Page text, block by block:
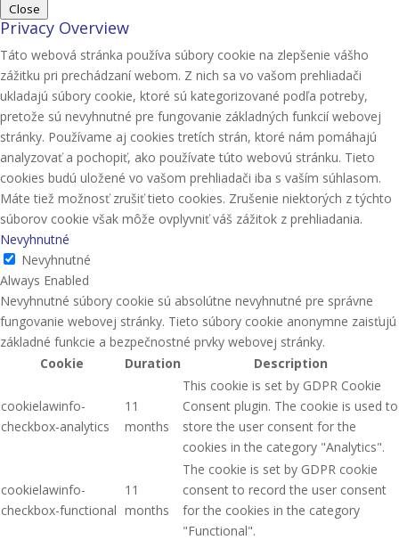
Close
Privacy Overview
Táto webová stránka používa súbory cookie na zlepšenie vášho
zážitku pri prechádzaní webom. Z nich sa vo vašom prehliadači
ukladajú súbory cookie, ktoré sú kategorizované podľa potreby,
pretože sú nevyhnutné pre fungovanie základných funkcií webovej
stránky. Používame aj cookies tretích strán, ktoré nám pomáhajú
analyzovať a pochopiť, ako používate túto webovú stránku. Tieto
cookies budú uložené vo vašom prehliadači iba s vaším súhlasom.
Máte tiež možnosť zrušiť tieto cookies. Zrušenie niektorých z týchto
súborov cookie však môže ovplyvniť váš zážitok z prehliadania.
Nevyhnutné
Nevyhnutné
Always Enabled
Nevyhnutné súbory cookie sú absolútne nevyhnutné pre správne
fungovanie webovej stránky. Tieto súbory cookie anonymne zaisťujú
základné funkcie a bezpečnostné prvky webovej stránky.
Cookie
Duration Description
cookielawinfo-
checkbox-analytics
11
months
This cookie is set by GDPR Cookie
Consent plugin. The cookie is used to
store the user consent for the
cookies in the category "Analytics".
cookielawinfo-
checkbox-functional
11
months
The cookie is set by GDPR cookie
consent to record the user consent
for the cookies in the category
"Functional".